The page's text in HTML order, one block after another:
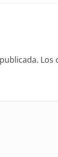
Los